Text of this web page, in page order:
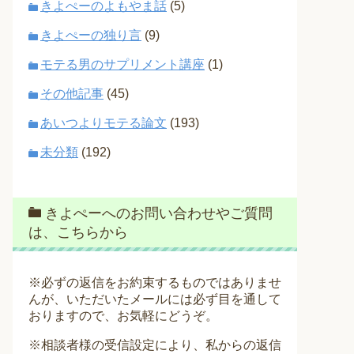
きよぺーのよもやま話 (5)
きよぺーの独り言 (9)
モテる男のサプリメント講座 (1)
その他記事 (45)
あいつよりモテる論文 (193)
未分類 (192)
きよぺーへのお問い合わせやご質問
は、こちらから
※必ずの返信をお約束するものではありませ
んが、いただいたメールには必ず目を通して
おりますので、お気軽にどうぞ。
※相談者様の受信設定により、私からの返信